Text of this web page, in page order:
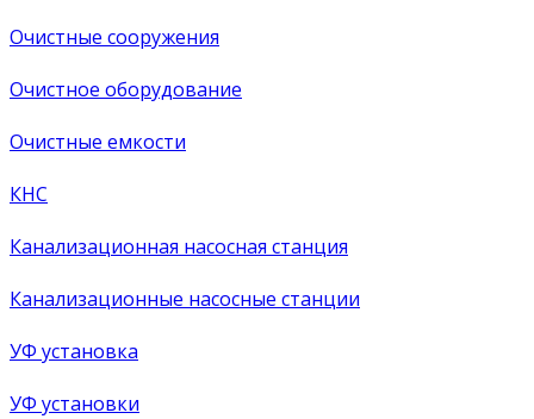
Очистные сооружения
Очистное оборудование
Очистные емкости
КНС
Канализационная насосная станция
Канализационные насосные станции
УФ установка
УФ установки